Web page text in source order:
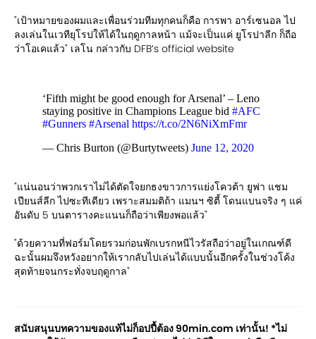
"เป้าหมายของผมและเพื่อนร่วมทีมทุกคนก็คือ การพา อาร์เซนอล ไป
ลงเล่นในเวทียุโรปให้ได้ในฤดูกาลหน้า แม้จะเป็นแค่ ยูโรปาลีก ก็ถือ
ว่าโอเคแล้ว" เลโน กล่าวกับ DFB’s official website
‘Fifth might be good enough for Arsenal’ – Leno
staying positive in Champions League bid #AFC
#Gunners #Arsenal https://t.co/2N6NiXmFmr
— Chris Burton (@Burtytweets) June 12, 2020
"แน่นอนว่าพวกเราไม่ได้ตัดใจยกธงขาวการแย่งโควต้า ยูฟา แชม
เปียนส์ลีก ไปซะทีเดียว เพราะสมมติถ้า แมนฯ ซิตี้ โดนแบนจริง ๆ แค่
อันดับ 5 บนตารางคะแนนก็ถือว่าเพียงพอแล้ว"
"ด้วยความที่ฟอร์มโดยรวมก่อนพักเบรกหนีไวรัสถือว่าอยู่ในเกณฑ์ดี
ฉะนั้นผมจึงหวังอยากให้เรากลับไปเล่นได้แบบนั้นอีกครั้งในช่วงโค้ง
สุดท้ายจนกระทั่งจบฤดูกาล"
สนับสนุนบทความของแท้ไม่ก็อปปี้ต้อง 90min.com เท่านั้น! *ไม่